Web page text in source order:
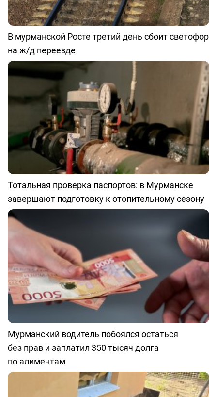
В мурманской Росте третий день сбоит светофор
на ж/д переезде
Тотальная проверка паспортов: в Мурманске
завершают подготовку к отопительному сезону
Мурманский водитель побоялся остаться
без прав и заплатил 350 тысяч долга
по алиментам